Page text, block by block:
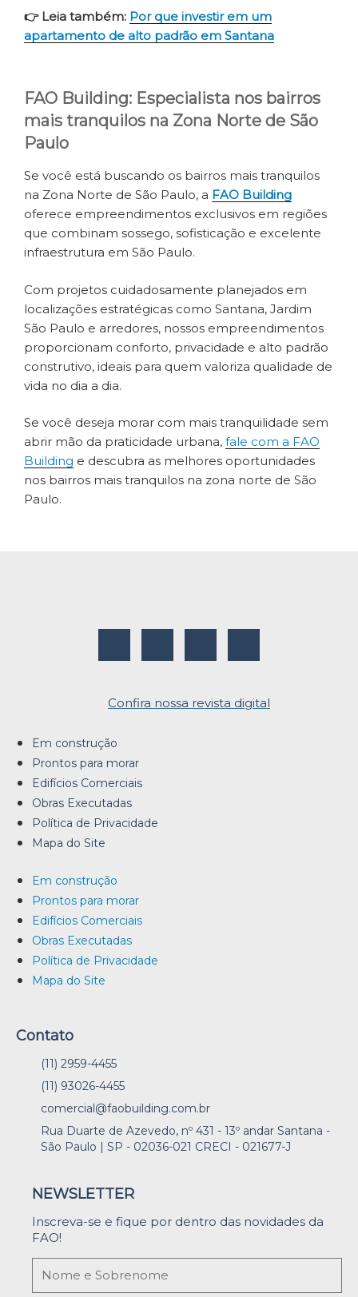
👉 Leia também: Por que investir em um
apartamento de alto padrão em Santana
FAO Building: Especialista nos bairros
mais tranquilos na Zona Norte de São
Paulo
Se você está buscando os bairros mais tranquilos
na Zona Norte de São Paulo, a FAO Building
oferece empreendimentos exclusivos em regiões
que combinam sossego, sofisticação e excelente
infraestrutura em São Paulo.
Com projetos cuidadosamente planejados em
localizações estratégicas como Santana, Jardim
São Paulo e arredores, nossos empreendimentos
proporcionam conforto, privacidade e alto padrão
construtivo, ideais para quem valoriza qualidade de
vida no dia a dia.
Se você deseja morar com mais tranquilidade sem
abrir mão da praticidade urbana, fale com a FAO
Building e descubra as melhores oportunidades
nos bairros mais tranquilos na zona norte de São
Paulo.
Confira nossa revista digital
Em construção
Prontos para morar
Edifícios Comerciais
Obras Executadas
Política de Privacidade
Mapa do Site
Em construção
Prontos para morar
Edifícios Comerciais
Obras Executadas
Política de Privacidade
Mapa do Site
Contato
(11) 2959-4455
(11) 93026-4455
comercial@faobuilding.com.br
Rua Duarte de Azevedo, nº 431 - 13º andar Santana -
São Paulo | SP - 02036-021 CRECI - 021677-J
NEWSLETTER
Inscreva-se e fique por dentro das novidades da
FAO!